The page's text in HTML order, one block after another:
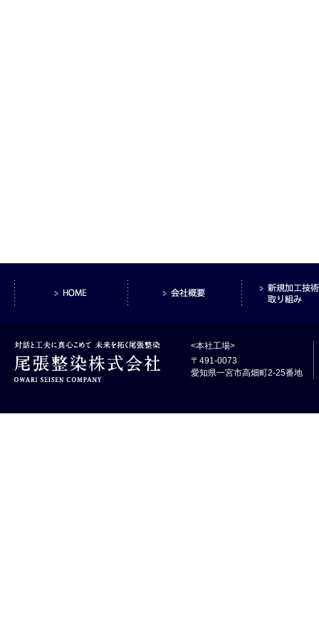
<本社工場>
〒491-0073
愛知県一宮市高畑町2-25番地